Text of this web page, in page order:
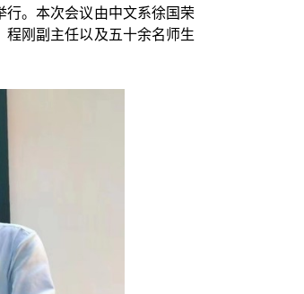
。本次会议由中文系徐国荣
刚副主任以及五十余名师生